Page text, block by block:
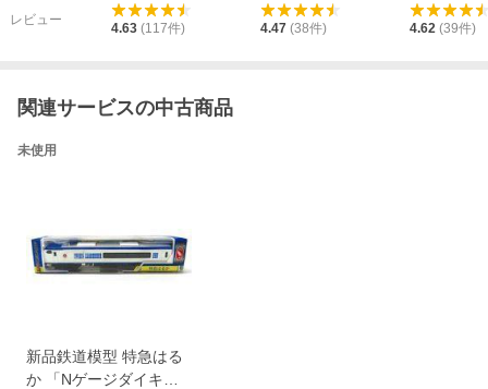
レビュー
4.63 (117件) 4.47 (38件) 4.62 (39件)
関連サービスの中古商品
未使用
新品鉄道模型 特急はる
か 「Nゲージダイキャ